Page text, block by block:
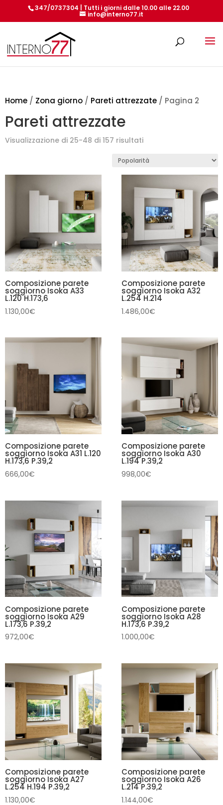
347/0737304 | Tutti i giorni dalle 10.00 alle 22.00
info@interno77.it
Home / Zona giorno / Pareti attrezzate / Pagina 2
Pareti attrezzate
Visualizzazione di 25-48 di 157 risultatiPopolarità
Composizione parete
soggiorno Isoka A33
L.120 H.173,6
1.130,00€
Composizione parete
soggiorno Isoka A32
L.254 H.214
1.486,00€
Composizione parete
soggiorno Isoka A31 L.120
H.173,6 P.39,2
666,00€
Composizione parete
soggiorno Isoka A30
L.194 P.39,2
998,00€
Composizione parete
soggiorno Isoka A29
L.173,6 P.39,2
972,00€
Composizione parete
soggiorno Isoka A28
H.173,6 P.39,2
1.000,00€
Composizione parete
soggiorno Isoka A27
L.254 H.194 P.39,2
1.130,00€
Composizione parete
soggiorno Isoka A26
L.214 P.39,2
1.144,00€